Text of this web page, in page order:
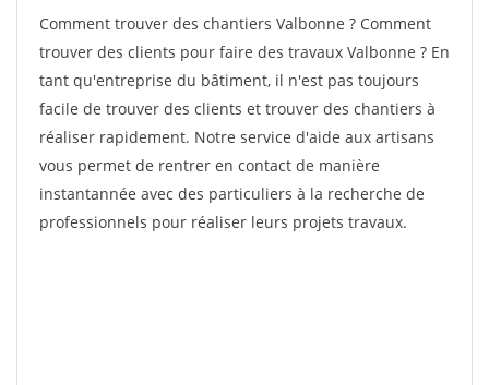
Comment trouver des chantiers Valbonne ? Comment
trouver des clients pour faire des travaux Valbonne ? En
tant qu'entreprise du bâtiment, il n'est pas toujours
facile de trouver des clients et trouver des chantiers à
réaliser rapidement. Notre service d'aide aux artisans
vous permet de rentrer en contact de manière
instantannée avec des particuliers à la recherche de
professionnels pour réaliser leurs projets travaux.